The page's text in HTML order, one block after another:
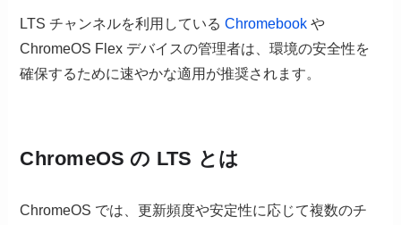
LTS チャンネルを利用しているChromebook や
ChromeOS Flex デバイスの管理者は、環境の安全性を
確保するために速やかな適用が推奨されます。
ChromeOS の LTS とは
ChromeOS では、更新頻度や安定性に応じて複数のチ